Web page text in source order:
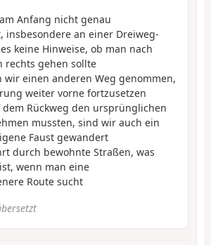
Anfang nicht genau
insbesondere an einer Dreiweg-
keine Hinweise, ob man nach
rechts gehen sollte
wir einen anderen Weg genommen,
weiter vorne fortzusetzen
Rückweg den ursprünglichen
mussten, sind wir auch ein
Faust gewandert
durch bewohnte Straßen, was
wenn man eine
Route sucht